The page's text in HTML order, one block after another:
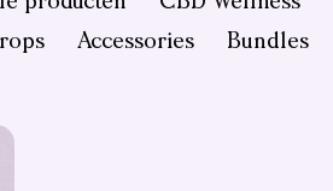
Accessories Bundles